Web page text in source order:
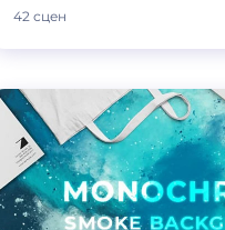
42 сцен